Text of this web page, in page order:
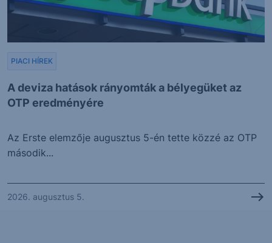
A deviza hatások rányomták a bélyegüket az
OTP eredményére
PIACI HÍREK
Az Erste elemzője augusztus 5-én tette közzé az OTP
második...
2026. augusztus 5.